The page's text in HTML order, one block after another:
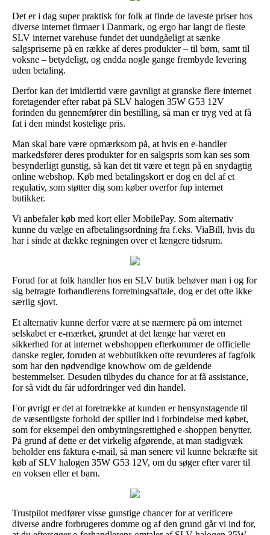
Det er i dag super praktisk for folk at finde de laveste priser hos
diverse internet firmaer i Danmark, og ergo har langt de fleste
SLV internet varehuse fundet det uundgåeligt at sænke
salgspriserne på en række af deres produkter – til børn, samt til
voksne – betydeligt, og endda nogle gange frembyde levering
uden betaling.
Derfor kan det imidlertid være gavnligt at granske flere internet
foretagender efter rabat på SLV halogen 35W G53 12V
forinden du gennemfører din bestilling, så man er tryg ved at få
fat i den mindst kostelige pris.
Man skal bare være opmærksom på, at hvis en e-handler
markedsfører deres produkter for en salgspris som kan ses som
besynderligt gunstig, så kan det tit være et tegn på en snydagtig
online webshop. Køb med betalingskort er dog en del af et
regulativ, som støtter dig som køber overfor fup internet
butikker.
Vi anbefaler køb med kort eller MobilePay. Som alternativ
kunne du vælge en afbetalingsordning fra f.eks. ViaBill, hvis du
har i sinde at dække regningen over et længere tidsrum.
Forud for at folk handler hos en SLV butik behøver man i og for
sig betragte forhandlerens forretningsaftale, dog er det ofte ikke
særlig sjovt.
Et alternativ kunne derfor være at se nærmere på om internet
selskabet er e-mærket, grundet at det længe har været en
sikkerhed for at internet webshoppen efterkommer de officielle
danske regler, foruden at webbutikken ofte revurderes af fagfolk
som har den nødvendige knowhow om de gældende
bestemmelser. Desuden tilbydes du chance for at få assistance,
for så vidt du får udfordringer ved din handel.
For øvrigt er det at foretrække at kunden er hensynstagende til
de væsentligste forhold der spiller ind i forbindelse med købet,
som for eksempel den ombytningsrettighed e-shoppen benytter.
På grund af dette er det virkelig afgørende, at man stadigvæk
beholder ens faktura e-mail, så man senere vil kunne bekræfte sit
køb af SLV halogen 35W G53 12V, om du søger efter varer til
en voksen eller et barn.
Trustpilot medfører visse gunstige chancer for at verificere
diverse andre forbrugeres domme og af den grund går vi ind for,